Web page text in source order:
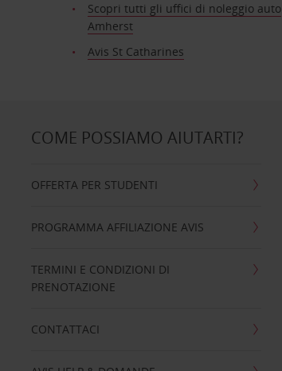
Scopri tutti gli uffici di noleggio auto
Amherst
Avis St Catharines
COME POSSIAMO AIUTARTI?
OFFERTA PER STUDENTI
PROGRAMMA AFFILIAZIONE AVIS
TERMINI E CONDIZIONI DI
PRENOTAZIONE
CONTATTACI